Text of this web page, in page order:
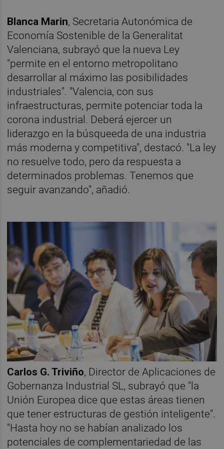
Blanca Marin, Secretaria Autonómica de
Economía Sostenible de la Generalitat
Valenciana, subrayó que la nueva Ley
"permite en el entorno metropolitano
desarrollar al máximo las posibilidades
industriales". "Valencia, con sus
infraestructuras, permite potenciar toda la
corona industrial. Deberá ejercer un
liderazgo en la búsqueeda de una industria
más moderna y competitiva", destacó. "La ley
no resuelve todo, pero da respuesta a
determinados problemas. Tenemos que
seguir avanzando", añadió.
Carlos G. Triviño, Director de Aplicaciones de
Gobernanza Industrial SL, subrayó que "la
Unión Europea dice que estas áreas tienen
que tener estructuras de gestión inteligente".
"Hasta hoy no se habían analizado los
potenciales de complementariedad de las